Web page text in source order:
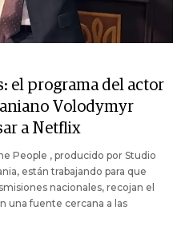
el programa del actor
Volodymyr
a Netflix
People , producido por Studio
están trabajando para que
nacionales, recojan el
una fuente cercana a las